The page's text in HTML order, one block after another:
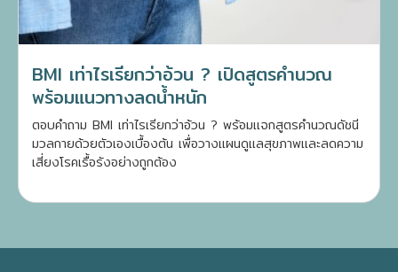
BMI เท่าไรเรียกว่าอ้วน ? เปิดสูตรคำนวณ
พร้อมแนวทางลดน้ำหนัก
ตอบคำถาม BMI เท่าไรเรียกว่าอ้วน ? พร้อมแจกสูตรคำนวณดัชนี
มวลกายด้วยตัวเองเบื้องต้น เพื่อวางแผนดูแลสุขภาพและลดความ
เสี่ยงโรคเรื้อรังอย่างถูกต้อง